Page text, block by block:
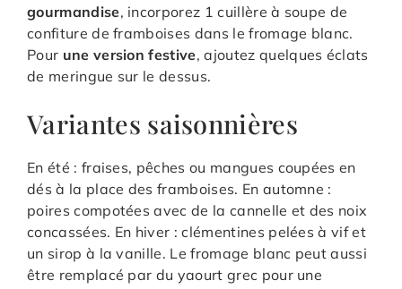
gourmandise, incorporez 1 cuillère à soupe de
confiture de framboises dans le fromage blanc.
Pour une version festive, ajoutez quelques éclats
de meringue sur le dessus.
Variantes saisonnières
En été : fraises, pêches ou mangues coupées en
dés à la place des framboises. En automne :
poires compotées avec de la cannelle et des noix
concassées. En hiver : clémentines pelées à vif et
un sirop à la vanille. Le fromage blanc peut aussi
être remplacé par du yaourt grec pour une